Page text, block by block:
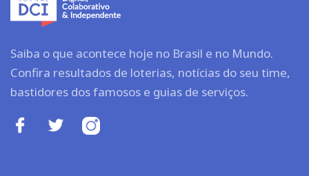
Saiba o que acontece hoje no Brasil e no Mundo.
Confira resultados de loterias, notícias do seu time,
bastidores dos famosos e guias de serviços.